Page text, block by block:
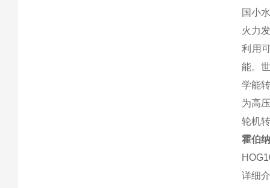
国小
火力
利用
能。
学能
为高
轮机
霍伯
详细